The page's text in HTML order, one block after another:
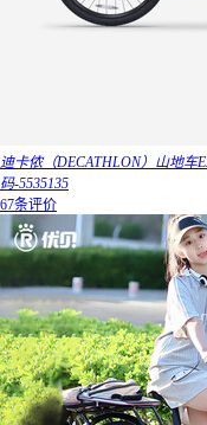
迪卡侬（DECATHLON）山地车
码-5535135
67条评价